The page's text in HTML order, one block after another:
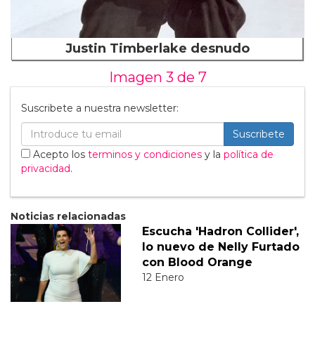
Justin Timberlake desnudo
Imagen 3 de 7
Suscribete a nuestra newsletter:
Suscribete
Acepto los terminos y condiciones y la política de
privacidad.
Noticias relacionadas
Escucha 'Hadron Collider',
lo nuevo de Nelly Furtado
con Blood Orange
12 Enero